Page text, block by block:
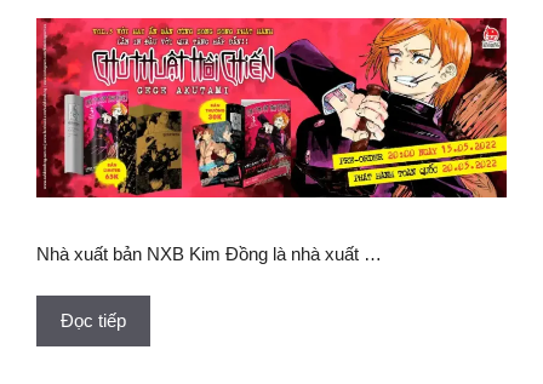
Nhà xuất bản NXB Kim Đồng là nhà xuất …
Đọc tiếp